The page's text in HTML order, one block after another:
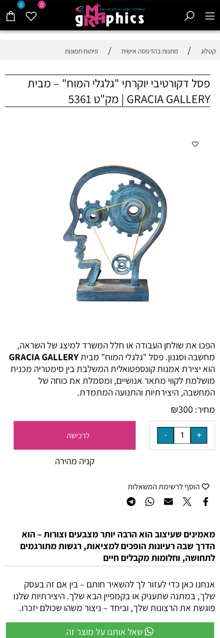
0 0
קטלוג / מתנות בהדפסה אישית / פיתוח תמונות
פסל דקורטיבי יוקרתי "גלגלי המוח" – מבית
GRACIA GALLERY | מק"ט 5361
הפכו את שולחן העבודה או חלל המשרד למיצג של השראה,
מחשבה וסגנון. פסל "גלגלי המוח" מביתGRACIA GALLERY
הוא יצירת אמנות קונספטואלית המשלבת בין סימטריה מכנית
מושלמת לקווי מתאר אנושיים, ומסמלת את כוחה של
המחשבה, היצירתיות והתנועה המתמדת.
מחיר:
₪300
לרכישה
קניה מהירה
הוסף לרשימת המשאלות
מאמינים שעיצוב הוא הרבה יותר מצבעים וצורות – הוא
הדרך שבה רעיונות הופכים למציאות, רגשות מתורגמים
לתחושה, וחלומות מקבלים חיים
אנחנו כאן כדי לעזור לך להשאיר חותם – בין אם זה בעסק
שלך, במתנה שתעניק או בקמפיין הבא שלך. היצירתיות שלנו
פוגשת את הרצונות שלך, וביחד – ניצור משהו שכולם יזכרו.
שאל אותנו על מוצר זה